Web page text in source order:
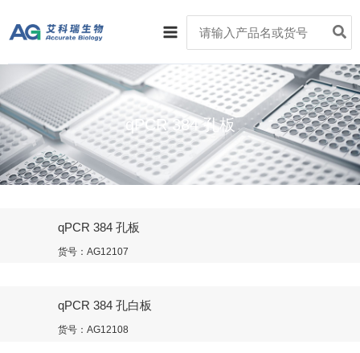
容
Main
Menu
for:
qPCR 384 孔板
qPCR 384 孔板
货号：AG12107
qPCR 384 孔白板
货号：AG12108